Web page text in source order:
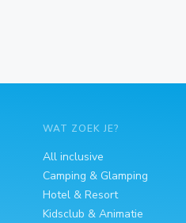
WAT ZOEK JE?
All inclusive
Camping & Glamping
Hotel & Resort
Kidsclub & Animatie